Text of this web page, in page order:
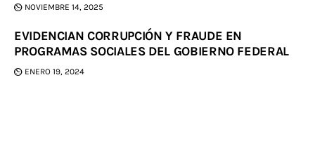
NOVIEMBRE 14, 2025
EVIDENCIAN CORRUPCIÓN Y FRAUDE EN
PROGRAMAS SOCIALES DEL GOBIERNO FEDERAL
ENERO 19, 2024